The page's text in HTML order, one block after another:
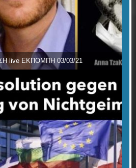
live ΕΚΠΟΜΠΗ 03/03/21